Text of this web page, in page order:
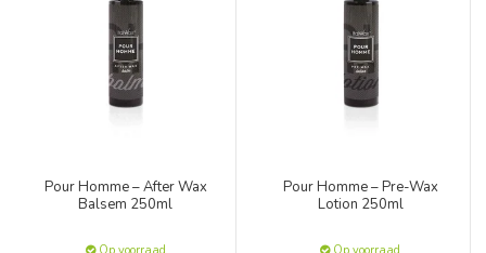
Pour Homme – After Wax
Balsem 250ml
Pour Homme – Pre-Wax
Lotion 250ml